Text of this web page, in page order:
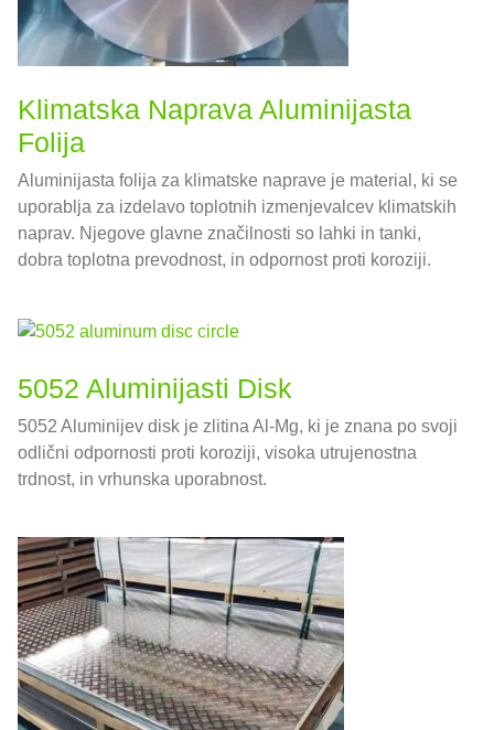
Klimatska Naprava Aluminijasta
Folija
Aluminijasta folija za klimatske naprave je material, ki se
uporablja za izdelavo toplotnih izmenjevalcev klimatskih
naprav. Njegove glavne značilnosti so lahki in tanki,
dobra toplotna prevodnost, in odpornost proti koroziji.
5052 Aluminijasti Disk
5052 Aluminijev disk je zlitina Al-Mg, ki je znana po svoji
odlični odpornosti proti koroziji, visoka utrujenostna
trdnost, in vrhunska uporabnost.